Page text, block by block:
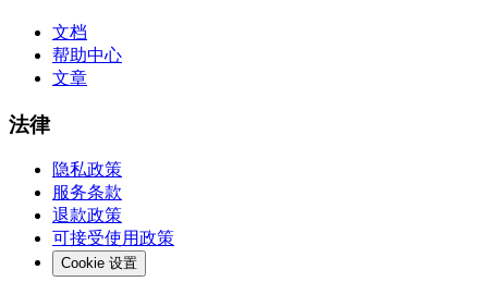
文档
帮助中心
文章
法律
隐私政策
服务条款
退款政策
可接受使用政策
Cookie 设置